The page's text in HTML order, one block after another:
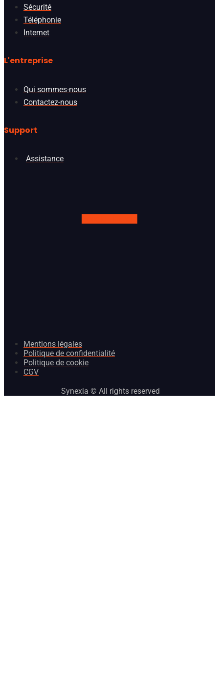
Sécurité
Téléphonie
Internet
L'entreprise
Qui sommes-nous
Contactez-nous
Support
Assistance
Mentions légales
Politique de confidentialité
Politique de cookie
CGV
Synexia © All rights reserved